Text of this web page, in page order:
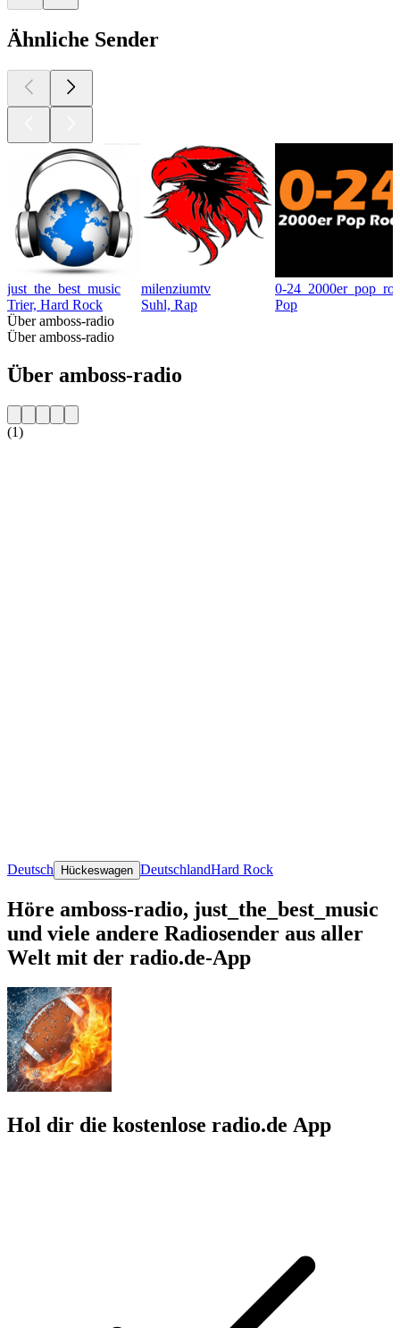
Ähnliche Sender
just_the_best_music
Trier, Hard Rock
milenziumtv
Suhl, Rap
0-
Pop
Über amboss-radio
Über amboss-radio
Über amboss-radio
(1)
Deutsch Hückeswagen DeutschlandHard Rock
Höre amboss-radio, just_the_best_music
und viele andere Radiosender aus aller
Welt mit der radio.de-App
Hol dir die kostenlose radio.de App